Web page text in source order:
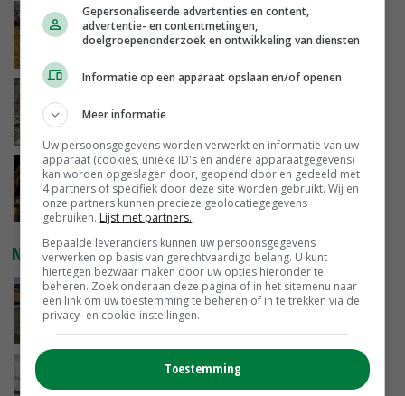
Frans onderzoekcentrum bestrijkt hele
varkensvleesketen
maximaal 20 euro
Spontane boerenacties in Twente en
Apeldoorn zetten de trend
GISTEREN, 14:48
NIEUWSTE VIDEO'S
Droogte veroorzaakt steeds meer problemen:
‘Bassin afgelopen week al leeg’
Koeien van enige drijvende boerderij ter
wereld zijn te koop
Gepersonaliseerde advertenties en content,
advertentie- en contentmetingen,
doelgroepenonderzoek en ontwikkeling van diensten
Informatie op een apparaat opslaan en/of openen
Meer informatie
Uw persoonsgegevens worden verwerkt en informatie van uw
apparaat (cookies, unieke ID's en andere apparaatgegevens)
kan worden opgeslagen door, geopend door en gedeeld met
4 partners of specifiek door deze site worden gebruikt. Wij en
onze partners kunnen precieze geolocatiegegevens
gebruiken. Lijst met partners.
Bepaalde leveranciers kunnen uw persoonsgegevens
verwerken op basis van gerechtvaardigd belang. U kunt
hiertegen bezwaar maken door uw opties hieronder te
beheren. Zoek onderaan deze pagina of in het sitemenu naar
een link om uw toestemming te beheren of in te trekken via de
privacy- en cookie-instellingen.
Toestemming